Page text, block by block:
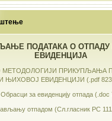
ПОДАТАКА О
ЕВИДЕНЦИЈА
МЕТОДОЛОГИЈИ ПРИКУПЉАЊА
И ЊИХОВОЈ ЕВИДЕНЦИЈИ (.pdf
Обрасци за евиденцију отпада (.doc
отпадом (Сл.гласник РС